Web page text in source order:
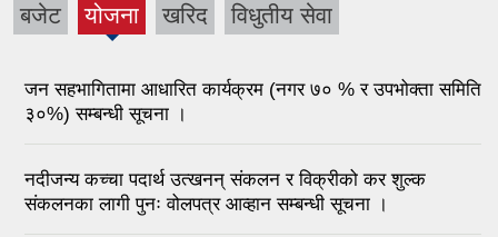
बजेट योजना खरिद विधुतीय सेवा
जन सहभागितामा आधारित कार्यक्रम (नगर ७० % र उपभोक्ता समिति
३०%) सम्बन्धी सूचना ।
नदीजन्य कच्चा पदार्थ उत्खनन् संकलन र विक्रीको कर शुल्क
संकलनका लागी पुनः वोलपत्र आव्हान सम्बन्धी सूचना ।